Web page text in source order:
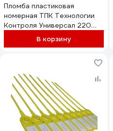
Пломба пластиковая
номерная ТПК Технологии
Контроля Универсал 220
(цвет: желтый) 100 шт 24291
В корзину